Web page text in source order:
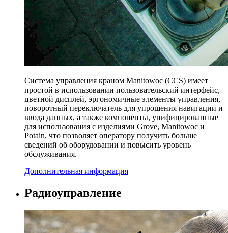
Система управления краном Manitowoc (CCS) имеет
простой в использовании пользовательский интерфейс,
цветной дисплей, эргономичные элементы управления,
поворотный переключатель для упрощения навигации и
ввода данных, а также компоненты, унифицированные
для использования с изделиями Grove, Manitowoc и
Potain, что позволяет оператору получить больше
сведений об оборудовании и повысить уровень
обслуживания.
Дополнительная информация
Радиоуправление